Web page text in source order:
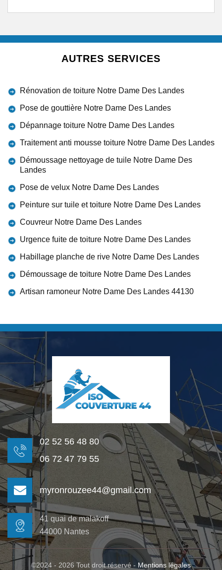
AUTRES SERVICES
Rénovation de toiture Notre Dame Des Landes
Pose de gouttière Notre Dame Des Landes
Dépannage toiture Notre Dame Des Landes
Traitement anti mousse toiture Notre Dame Des Landes
Démoussage nettoyage de tuile Notre Dame Des
Landes
Pose de velux Notre Dame Des Landes
Peinture sur tuile et toiture Notre Dame Des Landes
Couvreur Notre Dame Des Landes
Urgence fuite de toiture Notre Dame Des Landes
Habillage planche de rive Notre Dame Des Landes
Démoussage de toiture Notre Dame Des Landes
Artisan ramoneur Notre Dame Des Landes 44130
02 52 56 48 80
06 72 47 79 55
myronrouzee44@gmail.com
41 quai de malakoff
44000 Nantes
©2024 - 2026 Tout droit réservé - Mentions légales